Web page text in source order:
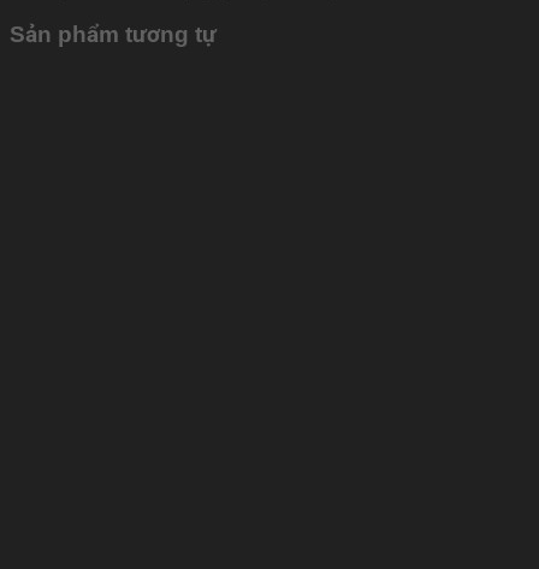
Sản phẩm tương tự